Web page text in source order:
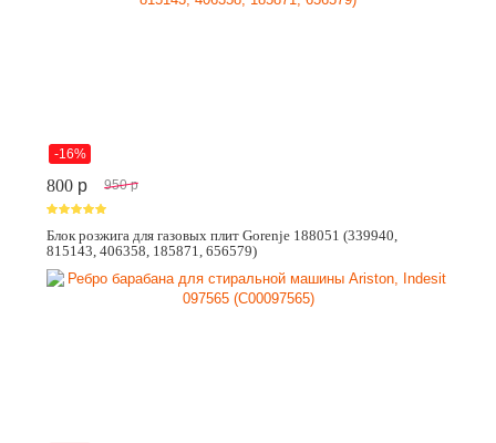
-16%
800 p 950 p
Блок розжига для газовых плит Gorenje 188051 (339940,
815143, 406358, 185871, 656579)